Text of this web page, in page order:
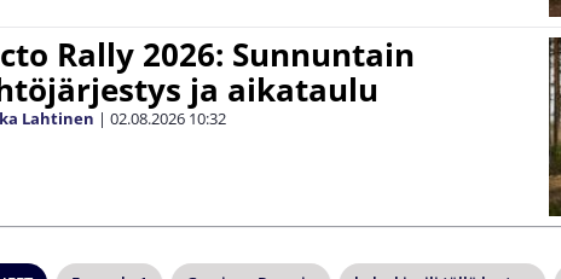
Rally 2026: Sunnuntain
ja aikataulu
Lahtinen | 02.08.2026 10:32